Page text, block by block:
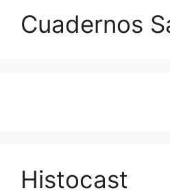
Cuadernos
Histocast